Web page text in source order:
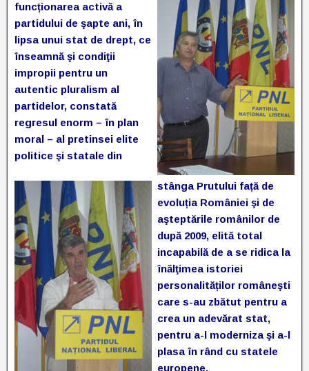
funcționarea activă a
partidului de şapte ani, în
lipsa unui stat de drept, ce
înseamnă şi condiţii
impropii pentru un
autentic pluralism al
partidelor, constată
regresul enorm – în plan
moral – al pretinsei elite
politice şi statale din
stânga Prutului față de
evoluția României şi de
aşteptările românilor de
după 2009, elită total
incapabilă de a se ridica la
înălţimea istoriei
personalităților româneşti
care s-au zbătut pentru a
crea un adevărat stat,
pentru a-l moderniza şi a-l
plasa în rând cu statele
europene.